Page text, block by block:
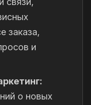
заказа,
и
о новых